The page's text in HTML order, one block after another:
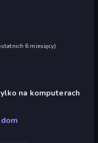
6 miesięcy)
na komputerach